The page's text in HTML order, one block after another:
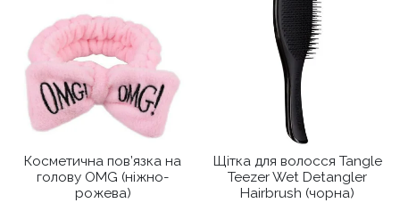
Косметична пов’язка на
голову OMG (ніжно-
рожева)
Щітка для волосся Tangle
Teezer Wet Detangler
Hairbrush (чорна)